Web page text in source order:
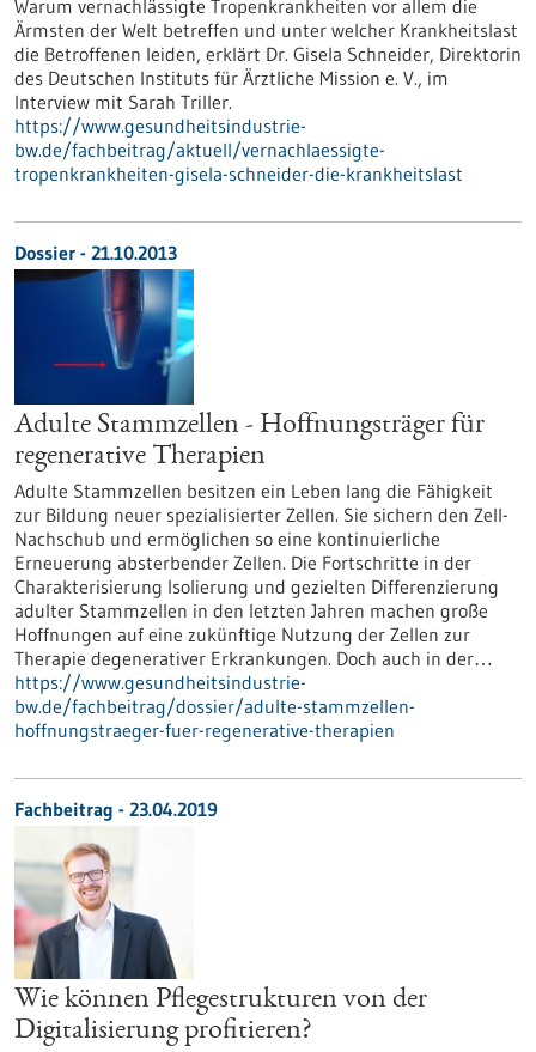
Warum vernachlässigte Tropenkrankheiten vor allem die
Ärmsten der Welt betreffen und unter welcher Krankheitslast
die Betroffenen leiden, erklärt Dr. Gisela Schneider, Direktorin
des Deutschen Instituts für Ärztliche Mission e. V., im
Interview mit Sarah Triller.
https://www.gesundheitsindustrie-
bw.de/fachbeitrag/aktuell/vernachlaessigte-
tropenkrankheiten-gisela-schneider-die-krankheitslast
Dossier - 21.10.2013
Adulte Stammzellen - Hoffnungsträger für
regenerative Therapien
Adulte Stammzellen besitzen ein Leben lang die Fähigkeit
zur Bildung neuer spezialisierter Zellen. Sie sichern den Zell-
Nachschub und ermöglichen so eine kontinuierliche
Erneuerung absterbender Zellen. Die Fortschritte in der
Charakterisierung Isolierung und gezielten Differenzierung
adulter Stammzellen in den letzten Jahren machen große
Hoffnungen auf eine zukünftige Nutzung der Zellen zur
Therapie degenerativer Erkrankungen. Doch auch in der…
https://www.gesundheitsindustrie-
bw.de/fachbeitrag/dossier/adulte-stammzellen-
hoffnungstraeger-fuer-regenerative-therapien
Fachbeitrag - 23.04.2019
Wie können Pflegestrukturen von der
Digitalisierung profitieren?